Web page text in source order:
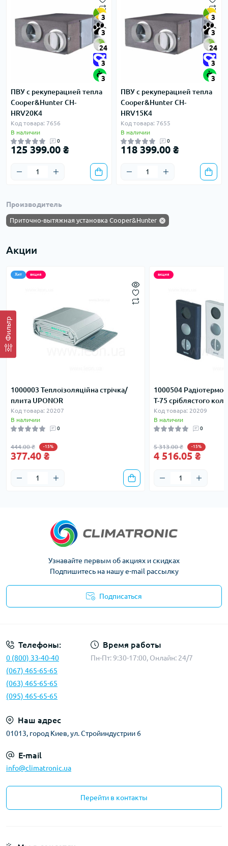
Фильтр
3
3
24
3
3
ПВУ с рекуперацией тепла
Cooper&Hunter CH-
HRV20K4
Код товара: 7656
В наличии
0
125 399.00 ₴
3
3
24
3
3
ПВУ с рекуперацией тепла
Cooper&Hunter CH-
HRV15K4
Код товара: 7655
В наличии
0
118 399.00 ₴
Производитель
Приточно-вытяжная установка Cooper&Hunter
Акции
Хит акция
1000003 Теплоізоляційна стрічка/
плита UPONOR
Код товара: 20207
В наличии
0
444.00 ₴ -15%
377.40 ₴
акция
1000504
T-75 сріблястого
Код товара: 20209
В наличии
0
5 313.00 ₴ -15%
4 516.05 ₴
Узнавайте первым об акциях и скидках
Подпишитесь на нашу e-mail рассылку
Подписаться
Телефоны:
0 (800) 33-40-40
(067) 465-65-65
(063) 465-65-65
(095) 465-65-65
Время работы
Пн-Пт: 9:30-17:00, Онлайн: 24/7
Наш адрес
01013, город Киев, ул. Стройиндустрии 6
E-mail
info@climatronic.ua
Перейти в контакты